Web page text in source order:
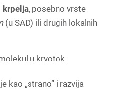
krpelja, posebno vrste
(u SAD) ili drugih lokalnih
u krvotok.
kao „strano” i razvija